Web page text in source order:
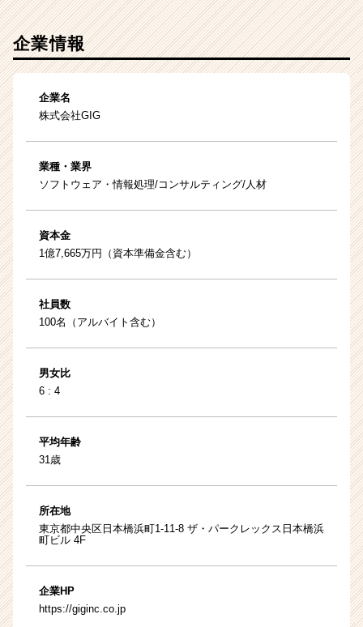
企業情報
企業名
株式会社GIG
業種・業界
ソフトウェア・情報処理/コンサルティング/人材
資本金
1億7,665万円（資本準備金含む）
社員数
100名（アルバイト含む）
男女比
6 : 4
平均年齢
31歳
所在地
東京都中央区日本橋浜町1-11-8 ザ・パークレックス日本橋浜
町ビル 4F
企業HP
https://giginc.co.jp